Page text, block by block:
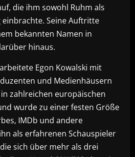
die ihm sowohl Ruhm als
Seine Auftritte
bekannten Namen in
hinaus.
Egon Kowalski mit
und Medienhäusern
zahlreichen europäischen
wurde zu einer festen Größe
IMDb und andere
als erfahrenen Schauspieler
sich über mehr als drei